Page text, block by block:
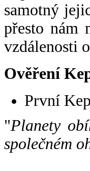
samotný
přesto nám
vzdálenosti
Ověření
První
"Planety
společném